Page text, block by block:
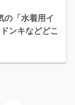
の「水着用イ
ンキなどどこ